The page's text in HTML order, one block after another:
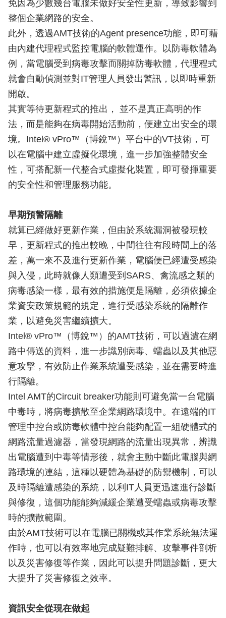
免因為少數幾台電腦未做好安全性更新，導致影響到
整個企業網路的安全。
此外，透過AMT技術的Agent presence功能，即可藉
由內建代理程式監控電腦的軟體運作。以防毒軟體為
例，當電腦受到病毒攻擊而關掉防毒軟體，代理程式
就會自動偵測並對IT管理人員發出警訊，以即時重新
開啟。
其實等待更新程式的推出， 並不是真正高明的作
法，而是能夠在病毒開始活動前，便建立出安全的環
境。Intel® vPro™（博銳™）平台中的VT技術，可
以在電腦中建立虛擬化環境，進一步加強整體安全
性，可搭配新一代整合式虛擬化裝置，即可發揮重要
的安全性和管理服務功能。
早期預警隔離
就算已經做好更新作業，但由於系統漏洞被發現較
早，更新程式的推出較晚，中間往往有段時間上的落
差，萬一來不及進行更新作業，電腦便已經遭受感染
與入侵，此時就像人類遭受到SARS、禽流感之類的
病毒感染一樣，最有效的措施便是隔離，必須依據企
業資安政策規範的規定，進行受感染系統的隔離作
業，以避免災害繼續擴大。
Intel® vPro™（博銳™）的AMT技術，可以過濾在網
路中傳送的資料，進一步識別病毒、蠕蟲以及其他惡
意攻擊，有效防止作業系統遭受感染，並在需要時進
行隔離。
Intel AMT的Circuit breaker功能則可避免當一台電腦
中毒時，將病毒擴散至企業網路環境中。在遠端的IT
管理中控台或防毒軟體中控台能夠配置一組硬體式的
網路流量過濾器，當發現網路的流量出現異常，辨識
出電腦遭到中毒等情形後，就會主動中斷此電腦與網
路環境的連結，這種以硬體為基礎的防禦機制，可以
及時隔離遭感染的系統，以利IT人員更迅速進行診斷
與修復，這個功能能夠減緩企業遭受蠕蟲或病毒攻擊
時的擴散範圍。
由於AMT技術可以在電腦已關機或其作業系統無法運
作時，也可以有效率地完成疑難排解、攻擊事件剖析
以及災害修復等作業，因此可以提升問題診斷，更大
大提升了災害修復之效率。
資訊安全從現在做起